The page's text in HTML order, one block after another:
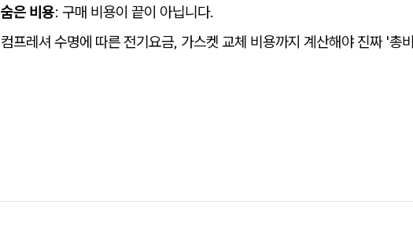
숨은 비용: 구매 비용이 끝이 아닙니다.
컴프레셔 수명에 따른 전기요금, 가스켓 교체 비용까지 계산해야 진짜 '총